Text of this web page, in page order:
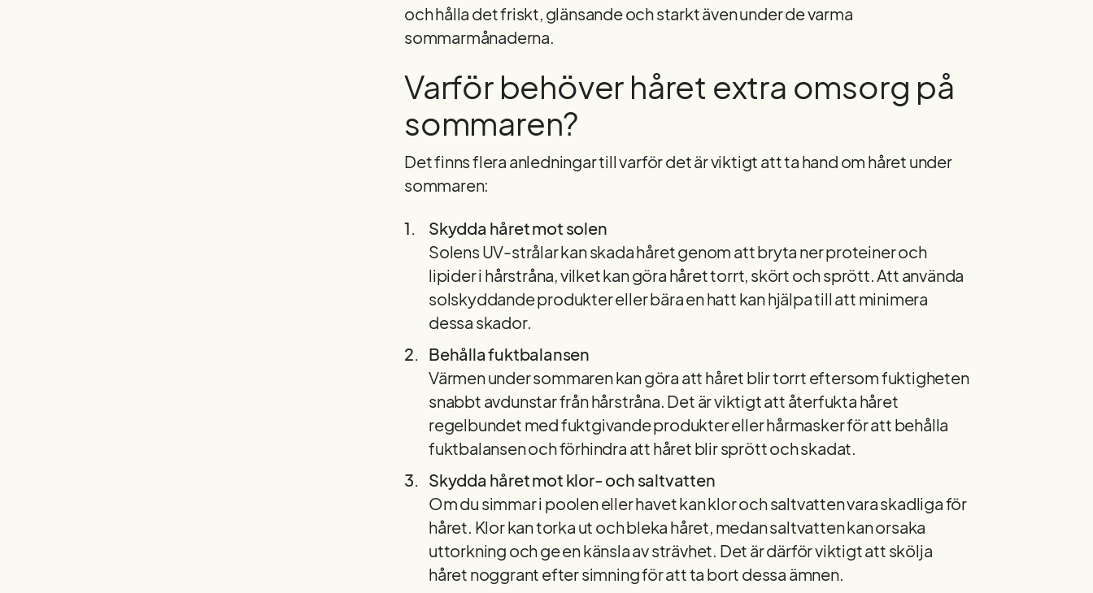
och hålla det friskt, glänsande och starkt även under de varma
sommarmånaderna.
Varför behöver håret extra omsorg på
sommaren?
Det finns flera anledningar till varför det är viktigt att ta hand om håret under
sommaren:
Skydda håret mot solen
Solens UV-strålar kan skada håret genom att bryta ner proteiner och
lipider i hårstråna, vilket kan göra håret torrt, skört och sprött. Att använda
solskyddande produkter eller bära en hatt kan hjälpa till att minimera
dessa skador.
Behålla fuktbalansen
Värmen under sommaren kan göra att håret blir torrt eftersom fuktigheten
snabbt avdunstar från hårstråna. Det är viktigt att återfukta håret
regelbundet med fuktgivande produkter eller hårmasker för att behålla
fuktbalansen och förhindra att håret blir sprött och skadat.
Skydda håret mot klor- och saltvatten
Om du simmar i poolen eller havet kan klor och saltvatten vara skadliga för
håret. Klor kan torka ut och bleka håret, medan saltvatten kan orsaka
uttorkning och ge en känsla av strävhet. Det är därför viktigt att skölja
håret noggrant efter simning för att ta bort dessa ämnen.